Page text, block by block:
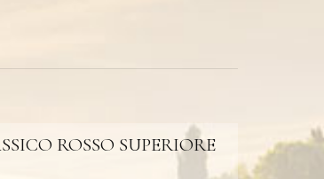
ROSSO SUPERIORE